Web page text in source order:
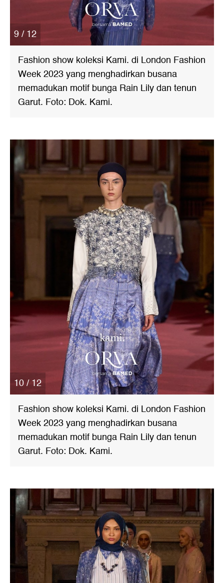
9 / 12
Fashion show koleksi Kami. di London Fashion
Week 2023 yang menghadirkan busana
memadukan motif bunga Rain Lily dan tenun
Garut. Foto: Dok. Kami.
10 / 12
Fashion show koleksi Kami. di London Fashion
Week 2023 yang menghadirkan busana
memadukan motif bunga Rain Lily dan tenun
Garut. Foto: Dok. Kami.